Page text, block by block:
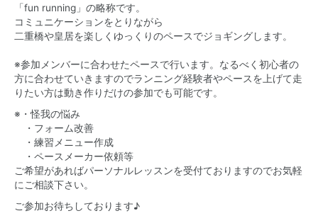
「fun running」の略称です。
コミュニケーションをとりながら
二重橋や皇居を楽しくゆっくりのペースでジョギングします。
※参加メンバーに合わせたペースで行います。なるべく初心者の
方に合わせていきますのでランニング経験者やペースを上げて走
りたい方は動き作りだけの参加でも可能です。
※・怪我の悩み
・フォーム改善
・練習メニュー作成
・ペースメーカー依頼等
ご希望があればパーソナルレッスンを受付ておりますのでお気軽
にご相談下さい。
ご参加お待ちしております♪